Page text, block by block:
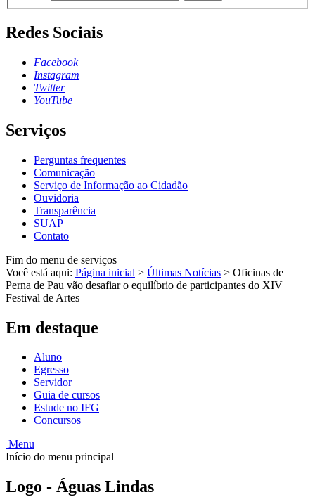
Redes Sociais
Facebook
Instagram
Twitter
YouTube
Serviços
Perguntas frequentes
Comunicação
Serviço de Informação ao Cidadão
Ouvidoria
Transparência
SUAP
Contato
Fim do menu de serviços
Você está aqui: Página inicial > Últimas Notícias > Oficinas de
Perna de Pau vão desafiar o equilíbrio de participantes do XIV
Festival de Artes
Em destaque
Aluno
Egresso
Servidor
Guia de cursos
Estude no IFG
Concursos
Menu
Início do menu principal
Logo - Águas Lindas